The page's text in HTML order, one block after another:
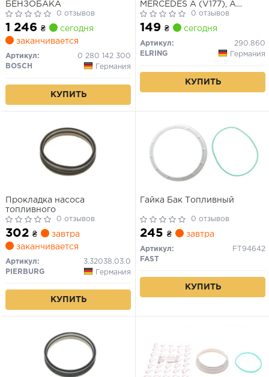
БЕНЗОБАКА
0 отзывов
1 246 ₴
сегодня
заканчивается
Артикул:
0 280 142 300
BOSCH
Германия
КУПИТЬ
MERCEDES A (V177), A
(W176), A (W177), AMG GT
(C190), AMG GT (C192), AMG
GT (R190), AMG GT (X290), B
SPORTS TOURER (W246,
W242), B SPORTS TOURER
0 отзывов
149 ₴ сегодня
Артикул:
290.860
ELRING
Германия
КУПИТЬ
Прокладка насоса
топливного
0 отзывов
302 ₴
завтра
заканчивается
Артикул:
3.32038.03.0
PIERBURG
Германия
КУПИТЬ
Гайка Бак Топливный
0 отзывов
245 ₴ завтра
Артикул:
FT94642
FAST
КУПИТЬ